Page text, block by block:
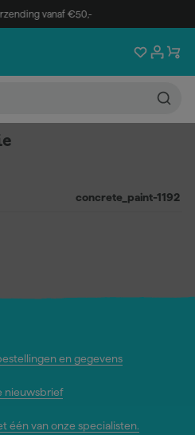
vanaf €50,-
concrete_paint-1192
en gegevens
nieuwsbrief
één van onze specialisten.